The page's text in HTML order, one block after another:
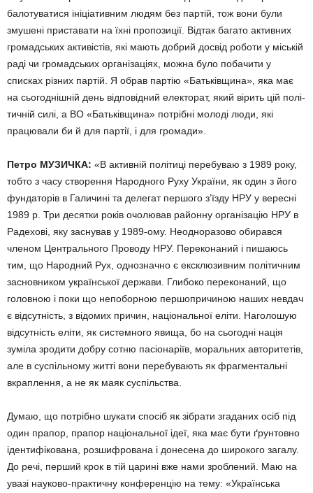
балотуватися ініціативним людям без партій, тож вони були
змушені приставати на їхні пропозиції. Від­так багато активних
громадських активістів, які мають добрий досвід роботи у міській
раді чи громад­ських організаціях, можна було побачити у
списках різних партій. Я обрав партію «Батьківщина», яка має
на сьогоднішній день відповід­ний електорат, який вірить цій полі­
тичній силі, а ВО «Батьківщина» потрібні молоді люди, які
працюва­ли би й для партії, і для громади».
Петро МУЗИЧКА: «В активній політиці перебуваю з 1989 року,
тобто з часу створення Народного Руху України, як один з його
фунда­торів в Галичині та делегат першо­го з’їзду НРУ у вересні
1989 р. Три десятки років очолював районну організацію НРУ в
Радехові, яку заснував у 1989-ому. Неодноразо­во обирався
членом Центрального Проводу НРУ. Переконаний і пиша­юсь
тим, що Народний Рух, одно­значно є ексклюзивним політичним
засновником української держави. Глибоко переконаний, що
голов­ною і поки що непоборною першо­причиною наших невдач
є від­сутність, з відомих причин, національної еліти. Наголошую
відсут­ність еліти, як системного явища, бо на сьогодні нація
зуміла зродити добру сотню пасіонаріїв, мораль­них авторитетів,
але в суспільному житті вони перебувають як фраг­ментальні
вкраплення, а не як маяк суспільства.
Думаю, що потрібно шукати спо­сіб як зібрати згаданих осіб під
один прапор, прапор національної ідеї, яка має бути ґрунтовно
іденти­фікована, розшифрована і донесе­на до широкого загалу.
До речі, перший крок в тій царині вже нами зроблений. Маю на
увазі науково-практичну конференцію на тему: «Українська